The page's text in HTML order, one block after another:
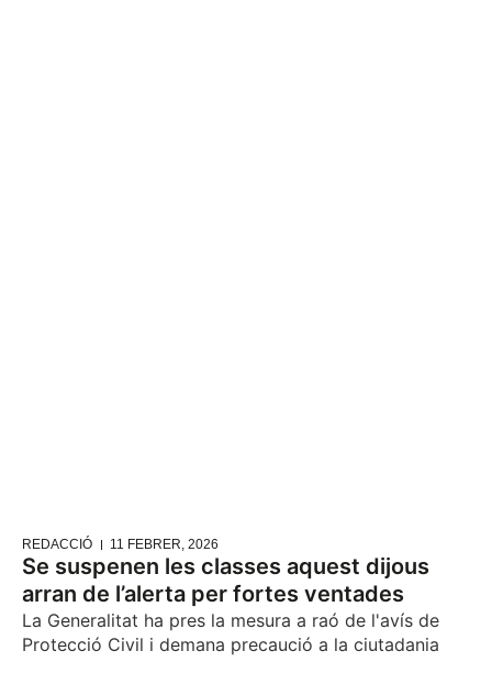
REDACCIÓ 11 FEBRER, 2026
Se suspenen les classes aquest dijous
arran de l’alerta per fortes ventades
La Generalitat ha pres la mesura a raó de l'avís de
Protecció Civil i demana precaució a la ciutadania